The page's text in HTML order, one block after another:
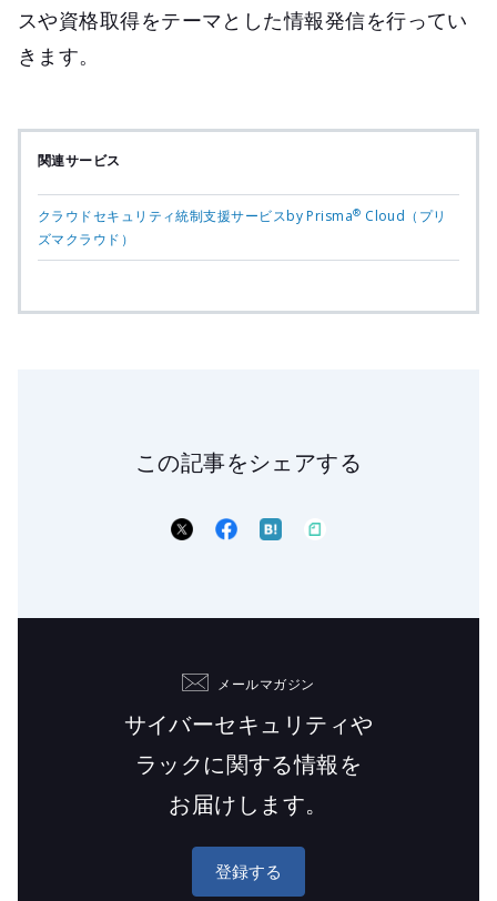
スや資格取得をテーマとした情報発信を行ってい
きます。
関連サービス
クラウドセキュリティ統制支援サービスby Prisma® Cloud（プリ
ズマクラウド）
この記事をシェアする
メールマガジン
サイバーセキュリティや
ラックに関する情報を
お届けします。
登録する